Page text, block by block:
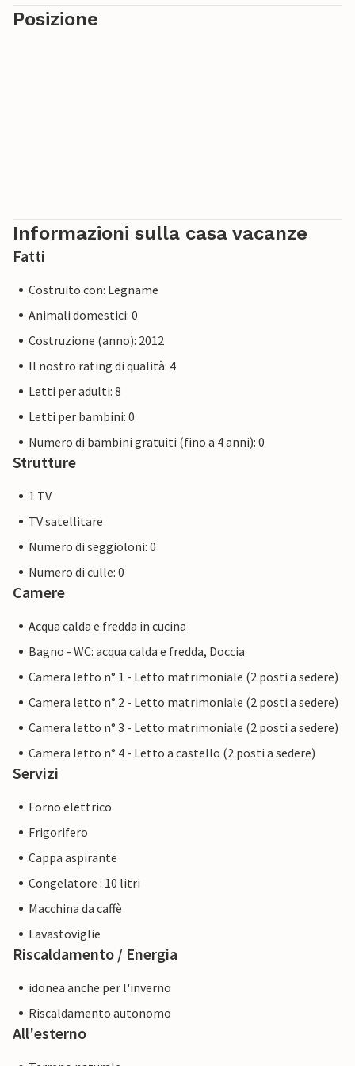
Posizione
Informazioni sulla casa vacanze
Fatti
Costruito con: Legname
Animali domestici: 0
Costruzione (anno): 2012
Il nostro rating di qualità: 4
Letti per adulti: 8
Letti per bambini: 0
Numero di bambini gratuiti (fino a 4 anni): 0
Strutture
1 TV
TV satellitare
Numero di seggioloni: 0
Numero di culle: 0
Camere
Acqua calda e fredda in cucina
Bagno - WC: acqua calda e fredda, Doccia
Camera letto n° 1 - Letto matrimoniale (2 posti a sedere)
Camera letto n° 2 - Letto matrimoniale (2 posti a sedere)
Camera letto n° 3 - Letto matrimoniale (2 posti a sedere)
Camera letto n° 4 - Letto a castello (2 posti a sedere)
Servizi
Forno elettrico
Frigorifero
Cappa aspirante
Congelatore : 10 litri
Macchina da caffè
Lavastoviglie
Riscaldamento / Energia
idonea anche per l'inverno
Riscaldamento autonomo
All'esterno